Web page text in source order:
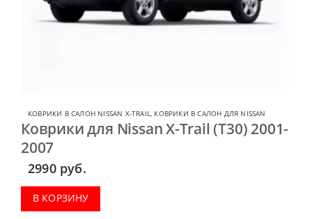
КОВРИКИ В САЛОН NISSAN X-TRAIL, КОВРИКИ В САЛОН ДЛЯ NISSAN
Коврики для Nissan X-Trail (T30) 2001-
2007
2990 руб.
В КОРЗИНУ